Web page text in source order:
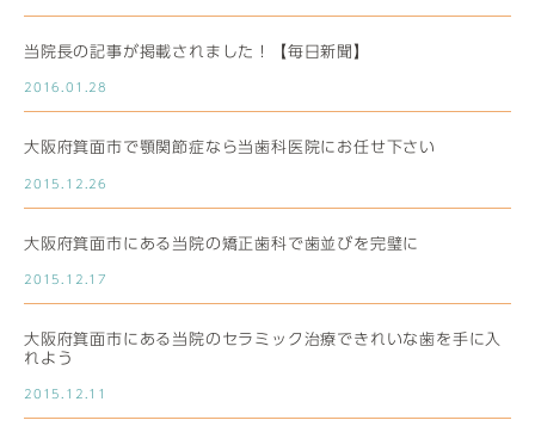
当院長の記事が掲載されました！【毎日新聞】
2016.01.28
大阪府箕面市で顎関節症なら当歯科医院にお任せ下さい
2015.12.26
大阪府箕面市にある当院の矯正歯科で歯並びを完璧に
2015.12.17
大阪府箕面市にある当院のセラミック治療できれいな歯を手に入
れよう
2015.12.11